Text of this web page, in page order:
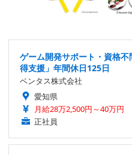
ゲーム開発サポート・資格
得支援」年間休日125日
ベンタス株式会社
愛知県
月給28万2,500円～40万円
正社員